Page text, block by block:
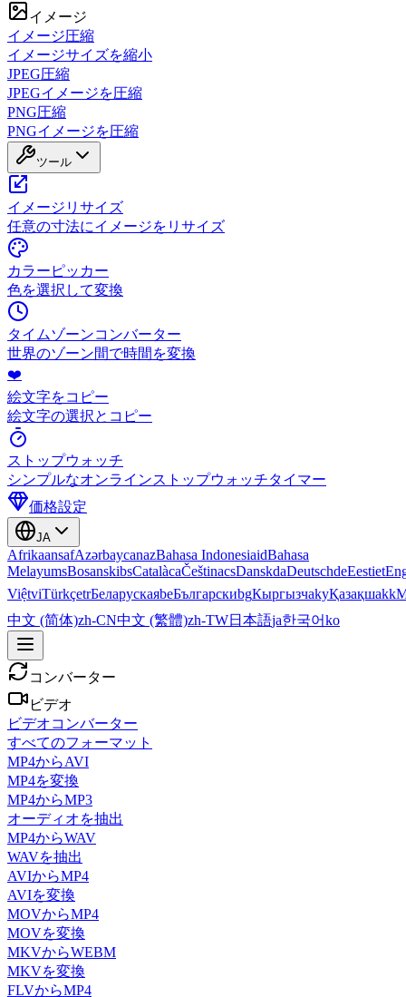
イメージ
イメージ圧縮
イメージサイズを縮小
JPEG圧縮
JPEGイメージを圧縮
PNG圧縮
PNGイメージを圧縮
ツール
イメージリサイズ
任意の寸法にイメージをリサイズ
カラーピッカー
色を選択して変換
タイムゾーンコンバーター
世界のゾーン間で時間を変換
❤️
絵文字をコピー
絵文字の選択とコピー
ストップウォッチ
シンプルなオンラインストップウォッチタイマー
価格設定
JA
AfrikaansafAzərbaycanazBahasa IndonesiaidBahasa
MelayumsBosanskibsCatalàcaČeštinacsDanskdaDeutschdeEestiet
ViệtviTürkçetrБеларускаяbeБългарскиbgКыргызчаkyҚазақшаkk
中文 (简体)zh-CN中文 (繁體)zh-TW日本語ja한국어ko
コンバーター
ビデオ
ビデオコンバーター
すべてのフォーマット
MP4からAVI
MP4を変換
MP4からMP3
オーディオを抽出
MP4からWAV
WAVを抽出
AVIからMP4
AVIを変換
MOVからMP4
MOVを変換
MKVからWEBM
MKVを変換
FLVからMP4